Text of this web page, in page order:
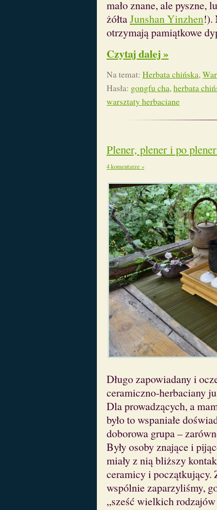
mało znane, ale pyszne,
żółtaJunshan Yinzhen!).
otrzymają pamiątkowe
Czytaj dalej »
Na temat: Herbata chińska,
Hasła: gongfu cha,herbata
warsztaty herbaciane
Plener, plener i po
4 komentarze »
Długo zapowiadany i
ceramiczno-herbaciany
Dla prowadzących, a
było to wspaniałe
doborowa grupa –
Były osoby znające i
miały z nią bliższy
ceramicy i początkujący.
wspólnie zaparzyliśmy,
„sześć wielkich